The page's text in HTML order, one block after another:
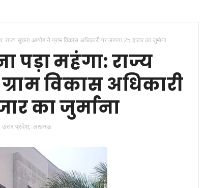
राज्य सूचना आयोग ने ग्राम विकास अधिकारी पर लगाया 25 हजार का जुर्माना
पड़ा महंगा: राज्य
विकास अधिकारी
का जुर्माना
उत्तर प्रदेश, लखनऊ